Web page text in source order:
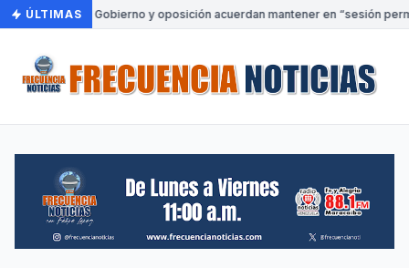
ÚLTIMAS
• Gobierno y oposición acuerdan mantener en “sesión